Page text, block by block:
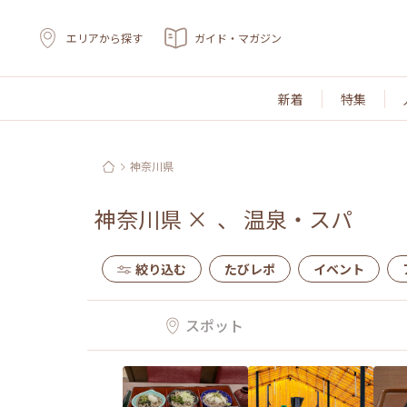
エリアから探す ガイド・マガジン
新着 特集
神奈川県
神奈川県 × 、 温泉・スパ
絞り込む たびレポ イベント
スポット